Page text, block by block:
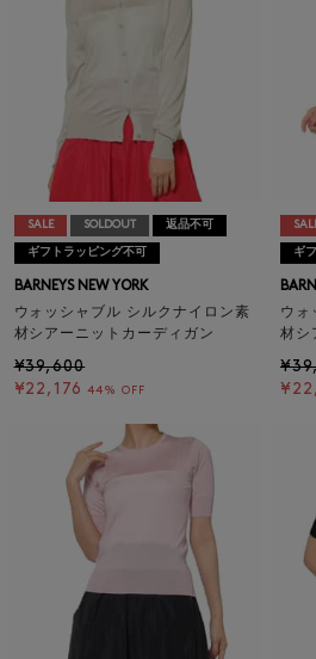
SALE SOLDOUT 返品不可
ギフトラッピング不可
BARNEYS NEW YORK
ウォッシャブル シルクナイロン素
材シアーニットカーディガン
¥39,600
¥22,176 44% OFF
ギ
ウォ
材シ